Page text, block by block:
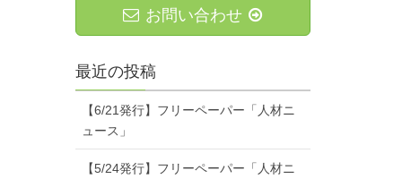
お問い合わせ
最近の投稿
【6/21発行】フリーペーパー「人材ニ
ュース」
【5/24発行】フリーペーパー「人材ニ